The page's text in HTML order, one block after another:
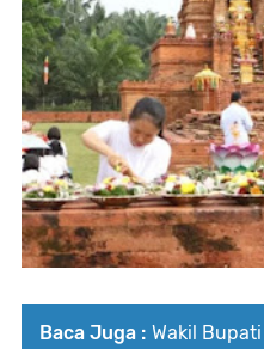
Baca Juga : Wakil